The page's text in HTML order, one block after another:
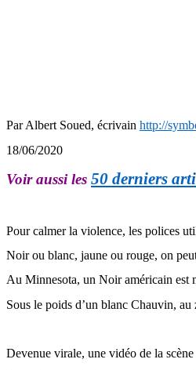
Par Albert Soued, écrivain http://
18/06/2020
Voir aussi les 50 derniers
Pour calmer la violence, les polices
Noir ou blanc, jaune ou rouge, on
Au Minnesota, un Noir américain est
Sous le poids d’un blanc Chauvin, au
Devenue virale, une vidéo de la